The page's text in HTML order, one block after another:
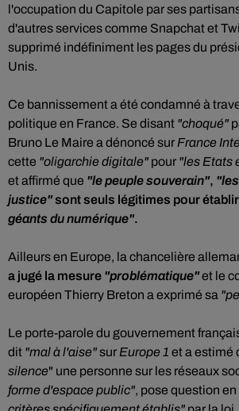
l'occupation du Capitole par ses
d'autres services comme Snapchat et
supprimé indéfiniment les pages du
Unis.
Ce bannissement a été condamné à
politique en France. Se disant "choqué"
Bruno Le Maire a dénoncé sur France
cette "oligarchie digitale" pour "les Etats
et affirmé que "le peuple souverain",
justice"sont seuls légitimes pour établir
géants du numérique".
Ailleurs en Europe, la chancelière
a jugé la mesure "problématique"et le
européen Thierry Breton a exprimé sa
Le porte-parole du gouvernement
dit "mal à l'aise"sur Europe 1 et a estimé
silence" une personne sur les réseaux
forme d'espace public", pose question en